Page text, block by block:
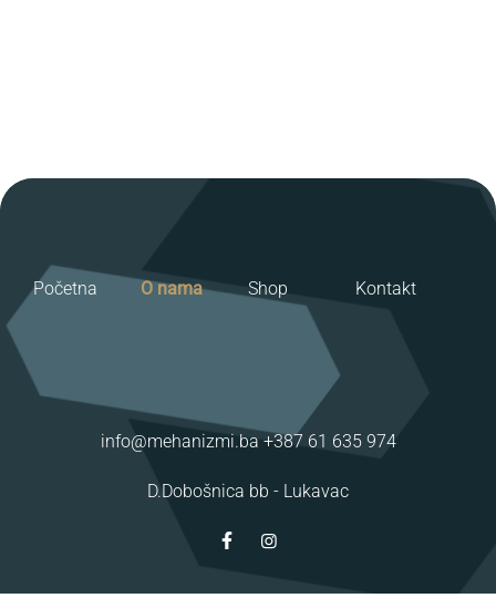
Početna O nama Shop Kontakt
info@mehanizmi.ba +387 61 635 974
D.Dobošnica bb - Lukavac